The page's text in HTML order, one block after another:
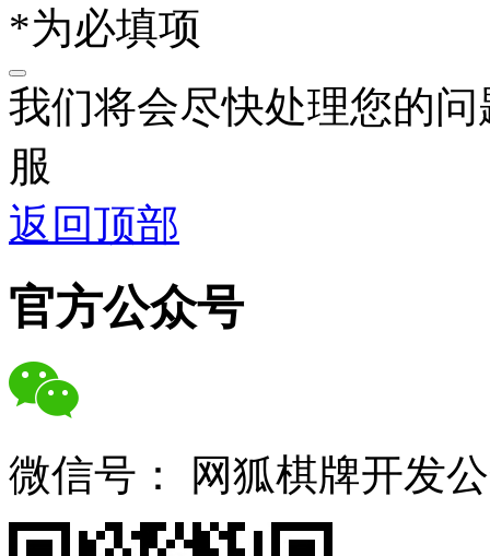
*为必填项
我们将会尽快处理您的
服
返回顶部
官方公众号
微信号： 网狐棋牌开发